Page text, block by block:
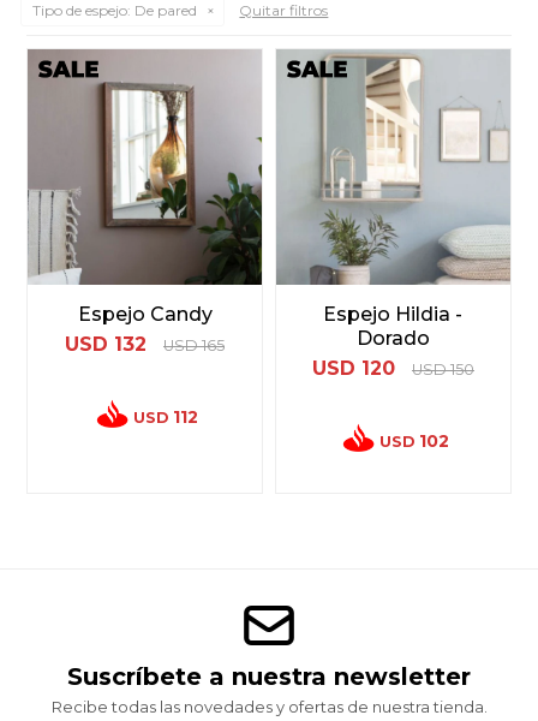
Tipo de espejo: De pared Quitar filtros
Espejo Candy
USD 132 USD 165
USD 112
Espejo Hildia -
Dorado
USD 120 USD 150
USD 102
Suscríbete a nuestra newsletter
Recibe todas las novedades y ofertas de nuestra tienda.